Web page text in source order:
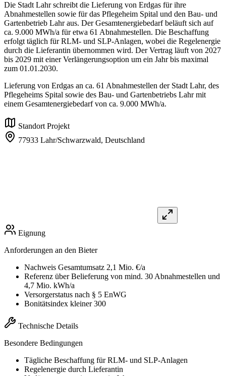
Die Stadt Lahr schreibt die Lieferung von Erdgas für ihre
Abnahmestellen sowie für das Pflegeheim Spital und den Bau- und
Gartenbetrieb Lahr aus. Der Gesamtenergiebedarf beläuft sich auf
ca. 9.000 MWh/a für etwa 61 Abnahmestellen. Die Beschaffung
erfolgt täglich für RLM- und SLP-Anlagen, wobei die Regelenergie
durch die Lieferantin übernommen wird. Der Vertrag läuft von 2027
bis 2029 mit einer Verlängerungsoption um ein Jahr bis maximal
zum 01.01.2030.
Lieferung von Erdgas an ca. 61 Abnahmestellen der Stadt Lahr, des
Pflegeheims Spital sowie des Bau- und Gartenbetriebs Lahr mit
einem Gesamtenergiebedarf von ca. 9.000 MWh/a.
Standort Projekt
77933 Lahr/Schwarzwald, Deutschland
Eignung
Anforderungen an den Bieter
Nachweis Gesamtumsatz 2,1 Mio. €/a
Referenz über Belieferung von mind. 30 Abnahmestellen und
4,7 Mio. kWh/a
Versorgerstatus nach § 5 EnWG
Bonitätsindex kleiner 300
Technische Details
Besondere Bedingungen
Tägliche Beschaffung für RLM- und SLP-Anlagen
Regelenergie durch Lieferantin